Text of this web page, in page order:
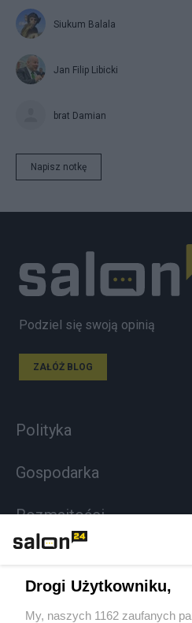
Siukum Balala
Jan Filip Libicki
brat Damian
Napisz notkę
Podziel się swoją opinią
ZAŁÓŻ BLOG
Polityka
Gospodarka
Rozmaitości
Sport
Drogi Użytkowniku,
My, naszych 1162 zaufanych